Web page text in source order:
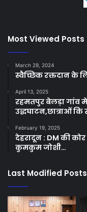
Most Viewed Posts
March 29, 2024
स्वैच्छिक रक्तदान के
April 13, 2025
रहमतपुर बेलड़ा
उद्धघाटन,छात्राओं
February 19, 2025
देहरादून : DM की कोर
कुमकुम जोशी…
Last Modified Posts